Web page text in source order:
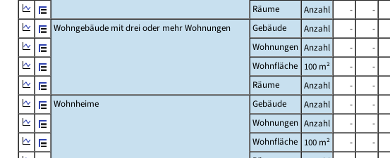
Räume
Anzahl - -
Wohngebäude mit drei oder mehr Wohnungen
Gebäude Anzahl - -
Wohnungen Anzahl - -
Wohnfläche 100 m² - -
Räume
Anzahl - -
Wohnheime
Gebäude Anzahl - -
Wohnungen Anzahl - -
Wohnfläche 100 m² - -